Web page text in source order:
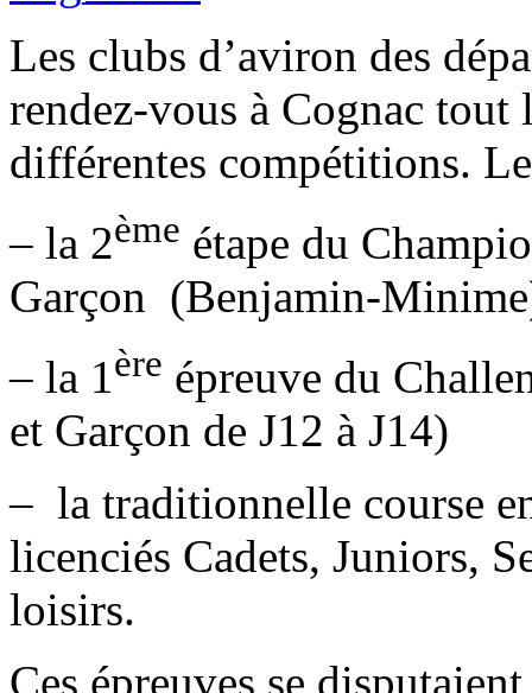
Les clubs d’aviron des
rendez-vous à Cognac
différentes compétitions.
– la 2ème étape du
Garçon (Benjamin-
– la 1ère épreuve du
et Garçon de J12 à J14)
– la traditionnelle course
licenciés Cadets, Juniors,
loisirs.
Ces épreuves se